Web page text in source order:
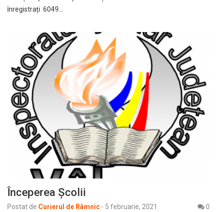
înregistrați 6049…
Începerea Școlii
Postat de Curierul de Râmnic - 5 februarie, 2021
0